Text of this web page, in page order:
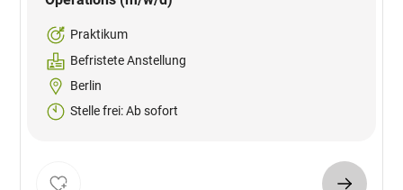
Praktikum
Befristete Anstellung
Berlin
Stelle frei: Ab sofort